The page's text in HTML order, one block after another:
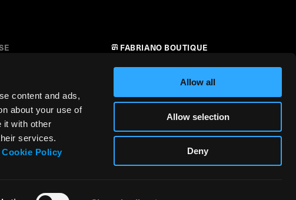
content and ads,
about your use of
it with other
services.
Cookie Policy
Allow all
Allow selection
Deny
FABRIANO BOUTIQUE
RIVENDITORI
SICUREZZA DEI PRODOTTI –